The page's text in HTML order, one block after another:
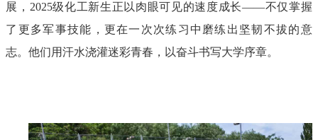
展， 2025级化工新生正以肉眼可见的速度成长——不仅掌握
了更多军事技能，更在一次次练习中磨练出坚韧不拔的意
志。他们用汗水浇灌迷彩青春，以奋斗书写大学序章。